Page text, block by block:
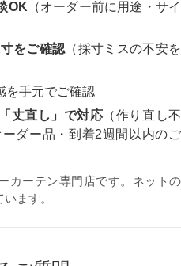
OK （オーダー前に用途・サイ
をご確認 （採寸ミスの不安を
を手元でご確認
「丈直し」で対応 （作り直し不
ダー品・到着2週間以内のご
カーテン専門店です。ネットの
ます。